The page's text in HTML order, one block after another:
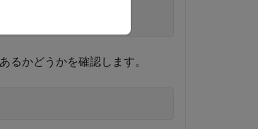
るかどうかを確認します。